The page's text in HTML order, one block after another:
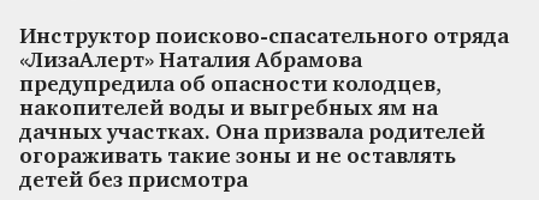
Инструктор поисково-спасательного отряда
«ЛизаАлерт» Наталия Абрамова
предупредила об опасности колодцев,
накопителей воды и выгребных ям на
дачных участках. Она призвала родителей
огораживать такие зоны и не оставлять
детей без присмотра